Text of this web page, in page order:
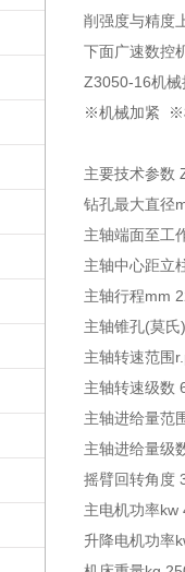
削强度与精度
下面广速数控
Z3050-16机
※机械加紧 ※
主要技术参数
钻孔最大直径
主轴端面至工
主轴中心距立
主轴行程mm
主轴锥孔(莫氏
主轴转速范围
主轴转速级数
主轴进给量范
主轴进给量级
摇臂回转角度
主电机功率kw
升降电机功率